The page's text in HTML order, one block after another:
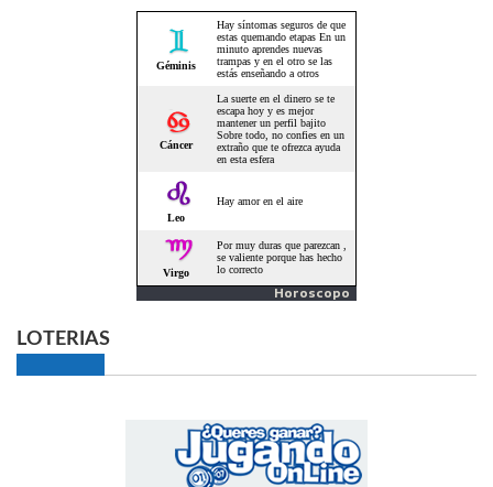
Horoscopo
LOTERIAS